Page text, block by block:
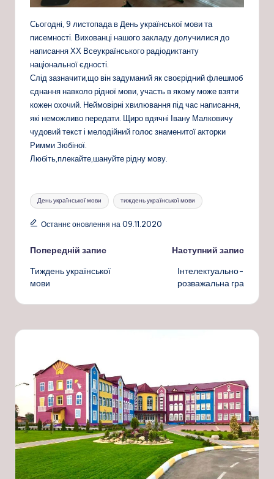
Сьогодні, 9 листопада в День української мови та
писемності. Вихованці нашого закладу долучилися до
написання ХХ Всеукраїнського радіодиктанту
національної єдності.
Слід зазначити,що він задуманий як своєрідний флешмоб
єднання навколо рідної мови, участь в якому може взяти
кожен охочий. Неймовірні хвилювання під час написання,
які неможливо передати. Щиро вдячні Івану Малковичу
чудовий текст і мелодійний голос знаменитої акторки
Римми Зюбіної.
Любіть,плекайте,шануйте рідну мову.
Позначки:
День української мови тиждень української мови
Останнє оновлення на 09.11.2020
Навігація
по
запису
Попередній запис
Тиждень української
мови
Наступний запис
Інтелектуально-
розважальна гра